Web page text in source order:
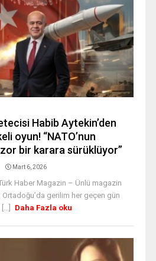
Habib Aytekin’den
oyun! “NATO’nun
zor bir karara sürüklüyor”
Mart 6, 2026
Haber Magazin – Ünlü magazin
gerilim her geçen gün
Daha Fazla oku